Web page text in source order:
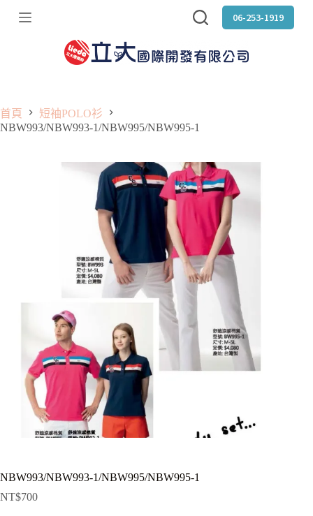
跳
06-253-1919
首頁
短袖POLO衫
NBW993/NBW993-1/NBW995/NBW995-1
NBW993/NBW993-1/NBW995/NBW995-1
NT$700